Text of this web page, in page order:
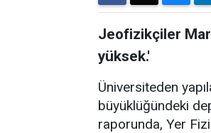
Jeofizikçiler
yüksek.'
Üniversiteden
büyüklüğündeki
raporunda, Yer